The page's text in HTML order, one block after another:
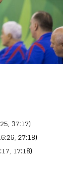
37:17)
27:18)
17:18)